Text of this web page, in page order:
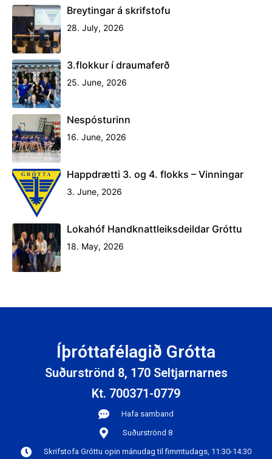
Breytingar á skrifstofu
28. July, 2026
3.flokkur í draumaferð
25. June, 2026
Nespósturinn
16. June, 2026
Happdrætti 3. og 4. flokks – Vinningar
3. June, 2026
Lokahóf Handknattleiksdeildar Gróttu
18. May, 2026
Íþróttafélagið Grótta
Suðurströnd 8, 170 Seltjarnarnes
Kt. 700371-0779
Hafa samband
Suðurströnd 8
Skrifstofa Gróttu opin mánudag til fimmtudags, 11:30-14:30